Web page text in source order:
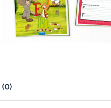
(0)